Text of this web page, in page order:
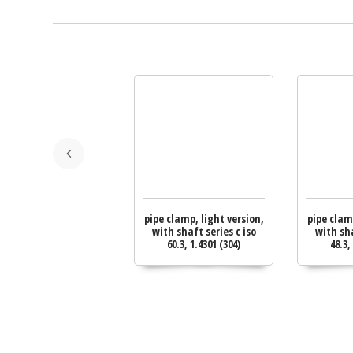
pipe clamp, light version,
with shaft series c iso
60.3, 1.4301 (304)
pipe
with